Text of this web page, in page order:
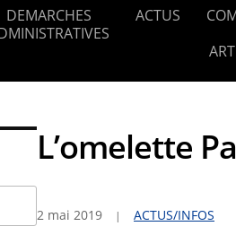
DEMARCHES
ACTUS
L’omelette
2 mai 2019 ACTUS/INFOS